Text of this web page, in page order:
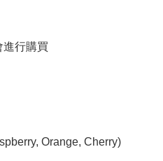
進行購買
Orange, Cherry)